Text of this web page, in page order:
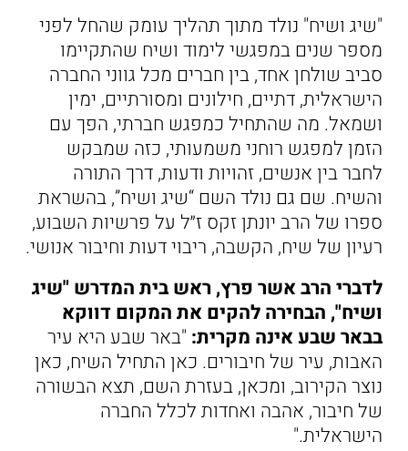
"שיג ושיח" נולד מתוך תהליך עומק שהחל לפני
מספר שנים במפגשי לימוד ושיח שהתקיימו
סביב שולחן אחד, בין חברים מכל גווני החברה
הישראלית, דתיים, חילונים ומסורתיים, ימין
ושמאל. מה שהתחיל כמפגש חברתי, הפך עם
הזמן למפגש רוחני משמעותי, כזה שמבקש
לחבר בין אנשים, זהויות ודעות, דרך התורה
והשיח. שם גם נולד השם “שיג ושיח”, בהשראת
ספרו של הרב יונתן זקס ז״ל על פרשיות השבוע,
רעיון של שיח, הקשבה, ריבוי דעות וחיבור אנושי.
לדברי הרב אשר פרץ, ראש בית המדרש "שיג
ושיח", הבחירה להקים את המקום דווקא
בבאר שבע אינה מקרית: "באר שבע היא עיר
האבות, עיר של חיבורים. כאן התחיל השיח, כאן
נוצר הקירוב, ומכאן, בעזרת השם, תצא הבשורה
של חיבור, אהבה ואחדות לכלל החברה
הישראלית."